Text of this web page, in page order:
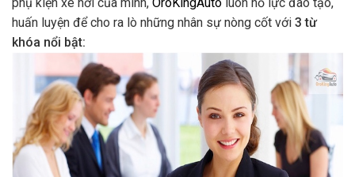
huấn luyện để cho ra lò những nhân sự nòng cốt với 3 từ
khóa nổi bật: